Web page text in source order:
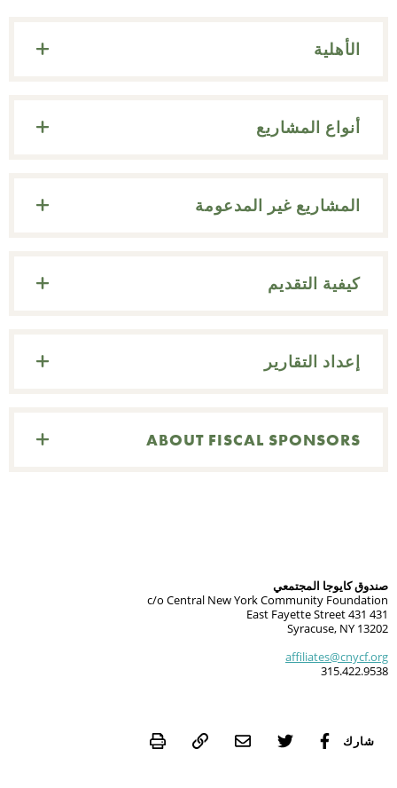
الأهلية
أنواع المشاريع
المشاريع غير المدعومة
كيفية التقديم
إعداد التقارير
ABOUT FISCAL SPONSORS
صندوق كايوجا المجتمعي
c/o Central New York Community Foundation
431 431 East Fayette Street
Syracuse, NY 13202
affiliates@cnycf.org
315.422.9538
شارك Print